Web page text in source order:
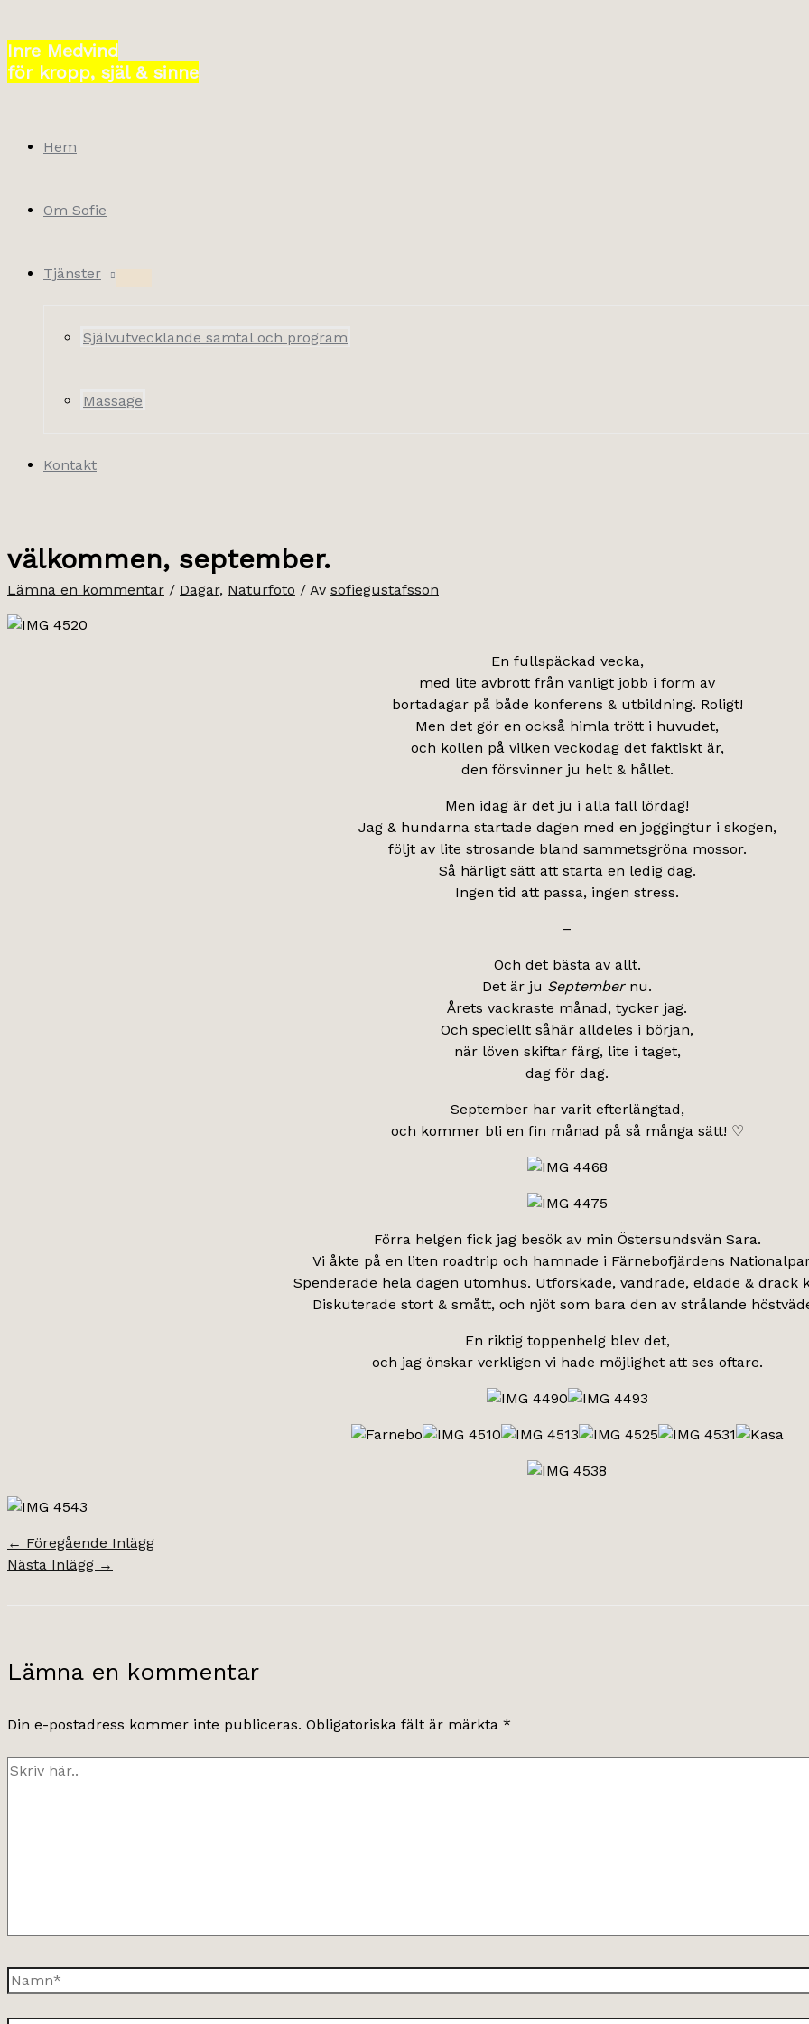
till
innehåll
Inre Medvind
för kropp, själ & sinne
Hem
Om Sofie
Tjänster
Självutvecklande samtal och program
Massage
Kontakt
välkommen, september.
Lämna en kommentar / Dagar, Naturfoto / Av sofiegustafsson
En fullspäckad vecka,
med lite avbrott från vanligt jobb i form av
bortadagar på både konferens & utbildning. Roligt!
Men det gör en också himla trött i huvudet,
och kollen på vilken veckodag det faktiskt är,
den försvinner ju helt & hållet.
Men idag är det ju i alla fall lördag!
Jag & hundarna startade dagen med en joggingtur i skogen,
följt av lite strosande bland sammetsgröna mossor.
Så härligt sätt att starta en ledig dag.
Ingen tid att passa, ingen stress.
–
Och det bästa av allt.
Det är ju Septembernu.
Årets vackraste månad, tycker jag.
Och speciellt såhär alldeles i början,
när löven skiftar färg, lite i taget,
dag för dag.
September har varit efterlängtad,
och kommer bli en fin månad på så många sätt! ♡
Förra helgen fick jag besök av min Östersundsvän Sara.
Vi åkte på en liten roadtrip och hamnade i Färnebofjärdens
Spenderade hela dagen utomhus. Utforskade, vandrade, eldade & drack
Diskuterade stort & smått, och njöt som bara den av strålande
En riktig toppenhelg blev det,
och jag önskar verkligen vi hade möjlighet att ses oftare.
← Föregående Inlägg
Nästa Inlägg →
Lämna en kommentar
Din e-postadress kommer inte publiceras. Obligatoriska fält är märkta *
Skriv
Namn*